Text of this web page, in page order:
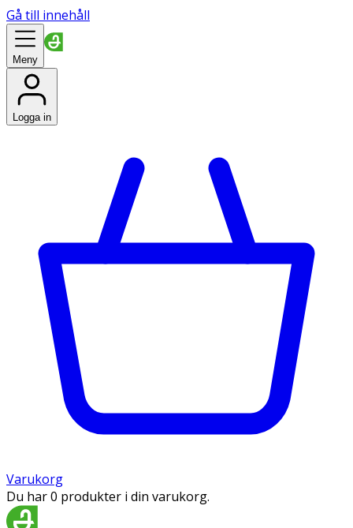
Gå till innehåll
Meny
Logga in
Varukorg
Du har 0 produkter i din varukorg.